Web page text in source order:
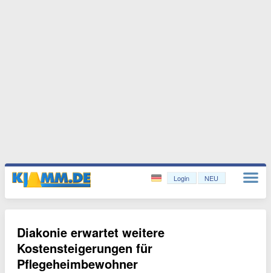
Login NEU
Diakonie erwartet weitere
Kostensteigerungen für
Pflegeheimbewohner